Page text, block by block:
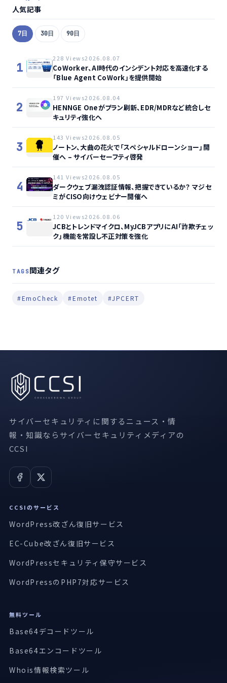
人気記事
7日 30日 90日
1
228 Views2026.08.07
CoWorker、AI時代のインシデント対応を高速化する
「Blue Agent CoWork」を提供開始
2
197 Views2026.08.04
HENNGE Oneがプラン刷新、EDR/MDRなど統合しセ
キュリティ強化へ
3
143 Views2026.08.05
ノートン、大曲の花火で「スペシャルドローンショー」開
催へ – サイバーセーフティ啓発
4
141 Views2026.08.05
ダークウェブ漏洩認証情報、把握できているか？ マジセ
ミがCISO向けウェビナー開催へ
5
120 Views2026.08.06
JCBとトレンドマイクロ、MyJCBアプリにAI「詐欺チェッ
ク」機能を常設し不正対策を強化
TAGS関連タグ
#EmoCheck #Emotet #JPCERT
サイバーセキュリティに関するニュース・情
報・知識ならサイバーセキュリティメディアの
CCSI
CCSIのサービス
WordPress改ざん復旧サービス
EC-Cube改ざん復旧サービス
WordPressセキュリティ保守サービス
WordPressのPHP7対応サービス
無料ツール
Base64デコードツール
Base64エンコードツール
Whois情報検索ツール